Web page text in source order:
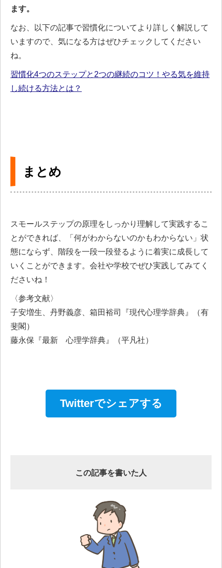
ます。
なお、以下の記事で習慣化についてより詳しく解説して
いますので、気になる方はぜひチェックしてください
ね。
習慣化4つのステップと2つの継続のコツ！やる気を維持
し続ける方法とは？
まとめ
スモールステップの原理をしっかり理解して実践するこ
とができれば、「何がわからないのかもわからない」状
態にならず、階段を一段一段登るように着実に成長して
いくことができます。会社や学校でぜひ実践してみてく
ださいね！
〈参考文献〉
子安増生、丹野義彦、箱田裕司『現代心理学辞典』（有
斐閣）
藤永保『最新 心理学辞典』（平凡社）
Twitterでシェアする
この記事を書いた人